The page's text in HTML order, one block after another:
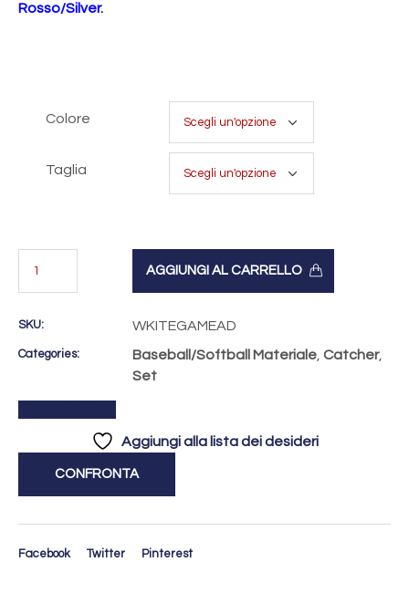
Rosso/Silver.
Colore
Taglia
AGGIUNGI AL CARRELLO
SKU: WKITEGAMEAD
Categories: Baseball/Softball Materiale Catcher,
Set
Aggiungi alla lista dei desideri
CONFRONTA
Facebook Twitter Pinterest